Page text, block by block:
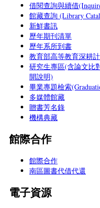
借閱查詢與續借
館藏查詢 (Library
新鮮書訊
歷年期刊清單
歷年系所到書
教育部高等教育深耕
研究生專區(含論文比
開說明)
畢業專題檢索
多媒體館藏
贈書芳名錄
機構典藏
館際合作
館際合作
南區圖書代借代還
電子資源